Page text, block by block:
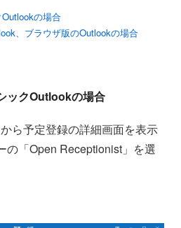
の場合
、ブラウザ版のOutlookの場合
ックOutlookの場合
ら予定登録の詳細画面を表示
の「Open Receptionist」を選